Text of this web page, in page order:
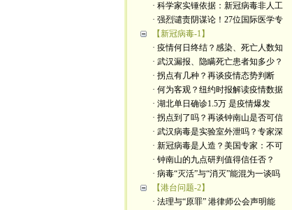
· 科学家实锤依据：新冠病毒非人工
· 强烈谴责阴谋论！27位国际医学专
【新冠病毒-1】
· 疫情何日终结？感染、死亡人数知
· 武汉漏报、隐瞒死亡患者知多少？
· 拐点有几种？再谈疫情态势判断
· 何为客观？纽约时报解读疫情数据
· 湖北单日确诊1.5万 是疫情爆发
· 拐点到了吗？再谈钟南山是否可信
· 武汉病毒是实验室外泄吗？专家深
· 新冠病毒是人造？美国专家：不可
· 钟南山的九点研判值得信任否？
· 病毒“灭活”与“消灭”能混为一谈吗
【港台问题-2】
· 法理与“原罪” 港律师公会声明能